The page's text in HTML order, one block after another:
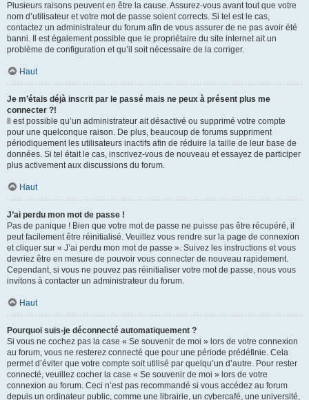
Plusieurs raisons peuvent en être la cause. Assurez-vous avant tout que votre
nom d’utilisateur et votre mot de passe soient corrects. Si tel est le cas,
contactez un administrateur du forum afin de vous assurer de ne pas avoir été
banni. Il est également possible que le propriétaire du site internet ait un
problème de configuration et qu’il soit nécessaire de la corriger.
Haut
Je m’étais déjà inscrit par le passé mais ne peux à présent plus me
connecter ?!
Il est possible qu’un administrateur ait désactivé ou supprimé votre compte
pour une quelconque raison. De plus, beaucoup de forums suppriment
périodiquement les utilisateurs inactifs afin de réduire la taille de leur base de
données. Si tel était le cas, inscrivez-vous de nouveau et essayez de participer
plus activement aux discussions du forum.
Haut
J’ai perdu mon mot de passe !
Pas de panique ! Bien que votre mot de passe ne puisse pas être récupéré, il
peut facilement être réinitialisé. Veuillez vous rendre sur la page de connexion
et cliquer sur « J’ai perdu mon mot de passe ». Suivez les instructions et vous
devriez être en mesure de pouvoir vous connecter de nouveau rapidement.
Cependant, si vous ne pouvez pas réinitialiser votre mot de passe, nous vous
invitons à contacter un administrateur du forum.
Haut
Pourquoi suis-je déconnecté automatiquement ?
Si vous ne cochez pas la case « Se souvenir de moi » lors de votre connexion
au forum, vous ne resterez connecté que pour une période prédéfinie. Cela
permet d’éviter que votre compte soit utilisé par quelqu’un d’autre. Pour rester
connecté, veuillez cocher la case « Se souvenir de moi » lors de votre
connexion au forum. Ceci n’est pas recommandé si vous accédez au forum
depuis un ordinateur public, comme une librairie, un cybercafé, une université,